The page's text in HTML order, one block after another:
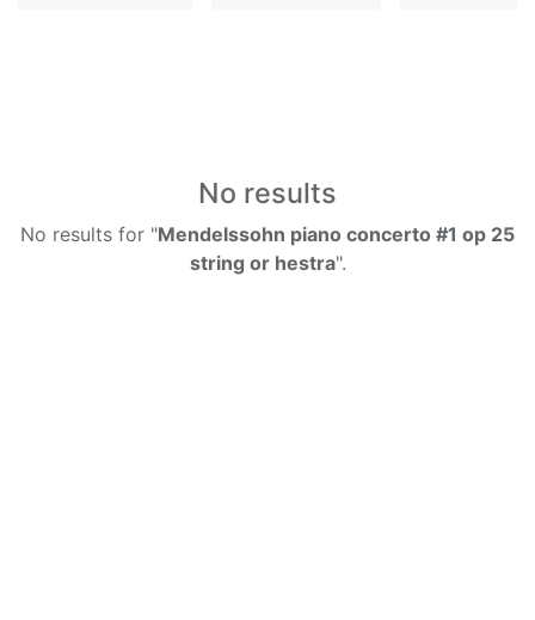
No results
No results for "Mendelssohn piano concerto #1 op 25
string or hestra".